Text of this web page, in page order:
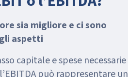
sia migliore e ci sono
aspetti
capitale e spese necessarie
può rappresentare un